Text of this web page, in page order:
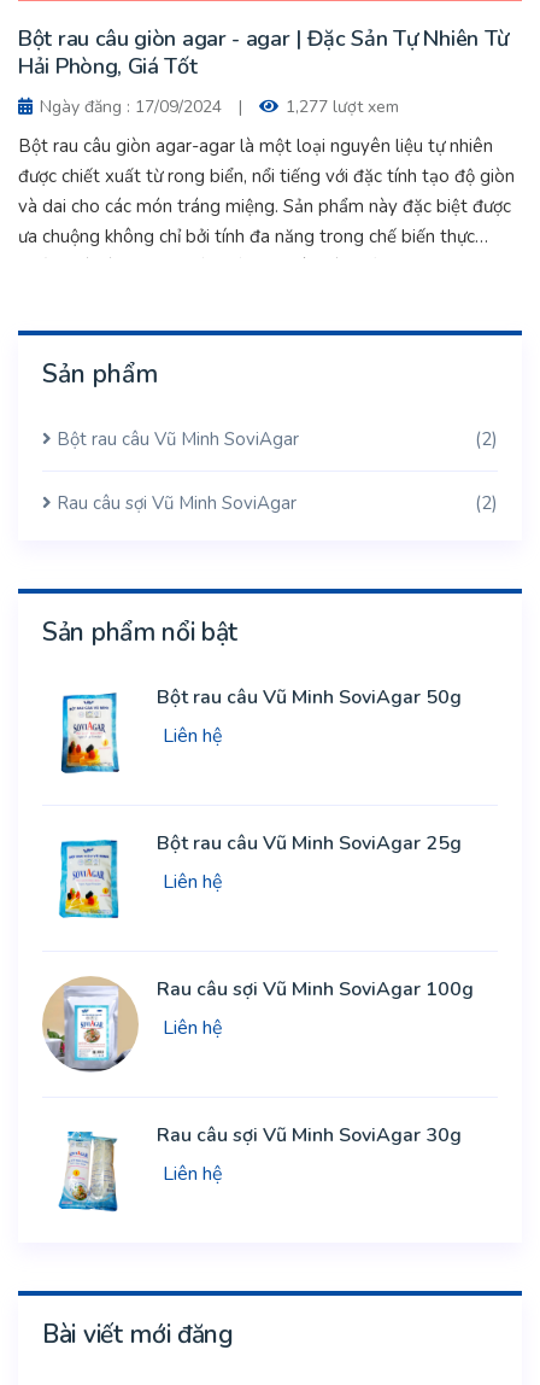
Bột rau câu giòn agar - agar | Đặc Sản Tự Nhiên Từ
Hải Phòng, Giá Tốt
Ngày đăng : 17/09/2024 | 1,277 lượt xem
Bột rau câu giòn agar-agar là một loại nguyên liệu tự nhiên
được chiết xuất từ rong biển, nổi tiếng với đặc tính tạo độ giòn
và dai cho các món tráng miệng. Sản phẩm này đặc biệt được
ưa chuộng không chỉ bởi tính đa năng trong chế biến thực
Tốt.
Sản phẩm
Bột rau câu Vũ Minh SoviAgar (2)
Rau câu sợi Vũ Minh SoviAgar (2)
Sản phẩm nổi bật
Bột rau câu Vũ Minh SoviAgar 50g
Liên hệ
Bột rau câu Vũ Minh SoviAgar 25g
Liên hệ
Rau câu sợi Vũ Minh SoviAgar 100g
Liên hệ
Rau câu sợi Vũ Minh SoviAgar 30g
Liên hệ
Bài viết mới đăng